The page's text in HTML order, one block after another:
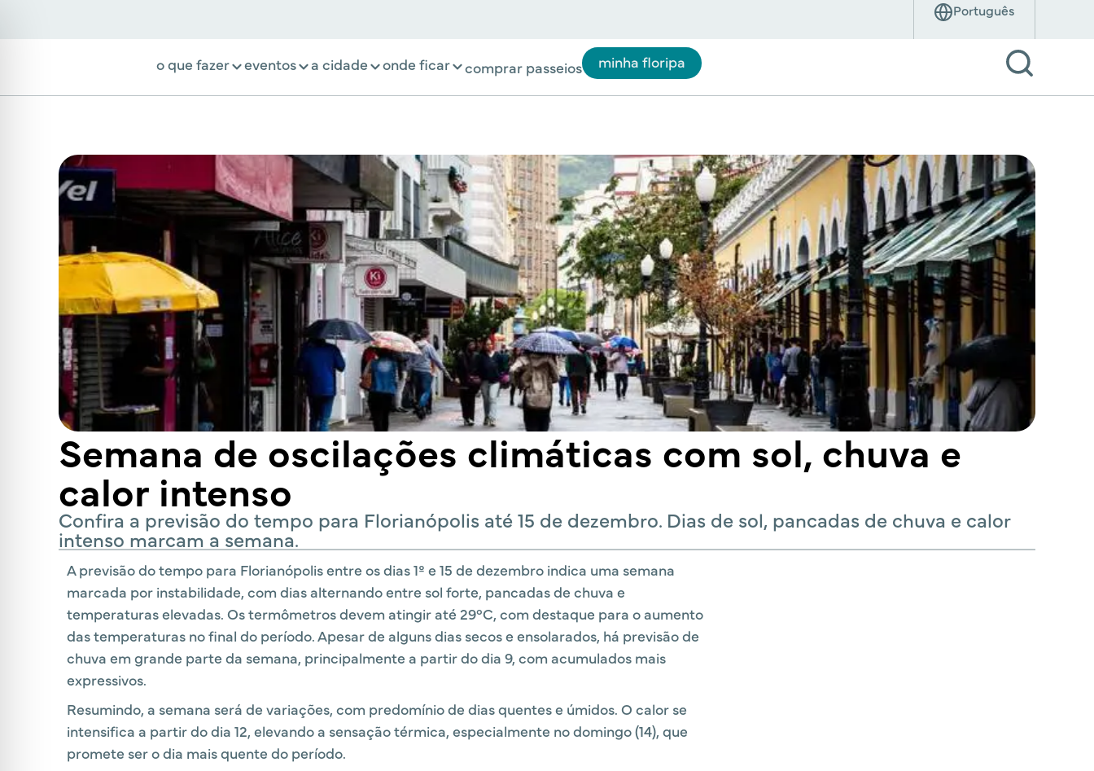
o que fazer eventos a cidade onde ficar comprar passeios minha floripa
Semana de oscilações climáticas com sol, chuva e
calor intenso
Confira a previsão do tempo para Florianópolis até 15 de dezembro. Dias de sol, pancadas de chuva e calor
intenso marcam a semana.
A previsão do tempo para Florianópolis entre os dias 1º e 15 de dezembro indica uma semana
marcada por instabilidade, com dias alternando entre sol forte, pancadas de chuva e
temperaturas elevadas. Os termômetros devem atingir até 29°C, com destaque para o aumento
das temperaturas no final do período. Apesar de alguns dias secos e ensolarados, há previsão de
chuva em grande parte da semana, principalmente a partir do dia 9, com acumulados mais
expressivos.
Resumindo, a semana será de variações, com predomínio de dias quentes e úmidos. O calor se
intensifica a partir do dia 12, elevando a sensação térmica, especialmente no domingo (14), que
promete ser o dia mais quente do período.